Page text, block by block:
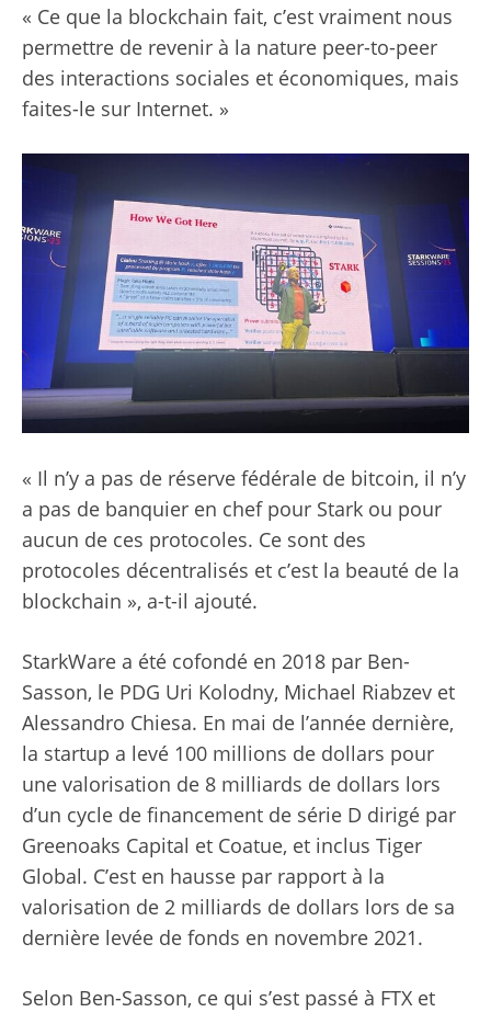
« Ce que la blockchain fait, c’est vraiment nous
permettre de revenir à la nature peer-to-peer
des interactions sociales et économiques, mais
faites-le sur Internet. »
« Il n’y a pas de réserve fédérale de bitcoin, il n’y
a pas de banquier en chef pour Stark ou pour
aucun de ces protocoles. Ce sont des
protocoles décentralisés et c’est la beauté de la
blockchain », a-t-il ajouté.
StarkWare a été cofondé en 2018 par Ben-
Sasson, le PDG Uri Kolodny, Michael Riabzev et
Alessandro Chiesa. En mai de l’année dernière,
la startup a levé 100 millions de dollars pour
une valorisation de 8 milliards de dollars lors
d’un cycle de financement de série D dirigé par
Greenoaks Capital et Coatue, et inclus Tiger
Global. C’est en hausse par rapport à la
valorisation de 2 milliards de dollars lors de sa
dernière levée de fonds en novembre 2021.
Selon Ben-Sasson, ce qui s’est passé à FTX et